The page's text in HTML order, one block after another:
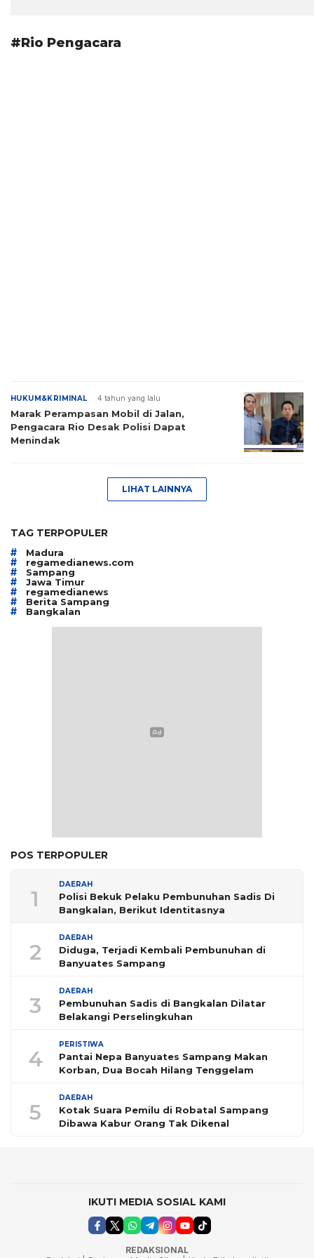
#Rio Pengacara
HUKUM&KRIMINAL 4 tahun yang lalu
Marak Perampasan Mobil di Jalan,
Pengacara Rio Desak Polisi Dapat
Menindak
LIHAT LAINNYA
TAG TERPOPULER
# Madura
# regamedianews.com
# Sampang
# Jawa Timur
# regamedianews
# Berita Sampang
# Bangkalan
POS TERPOPULER
1
DAERAH
Polisi Bekuk Pelaku Pembunuhan Sadis Di
Bangkalan, Berikut Identitasnya
2
DAERAH
Diduga, Terjadi Kembali Pembunuhan di
Banyuates Sampang
3
DAERAH
Pembunuhan Sadis di Bangkalan Dilatar
Belakangi Perselingkuhan
4
PERISTIWA
Pantai Nepa Banyuates Sampang Makan
Korban, Dua Bocah Hilang Tenggelam
5
DAERAH
Kotak Suara Pemilu di Robatal Sampang
Dibawa Kabur Orang Tak Dikenal
IKUTI MEDIA SOSIAL KAMI
REDAKSIONAL